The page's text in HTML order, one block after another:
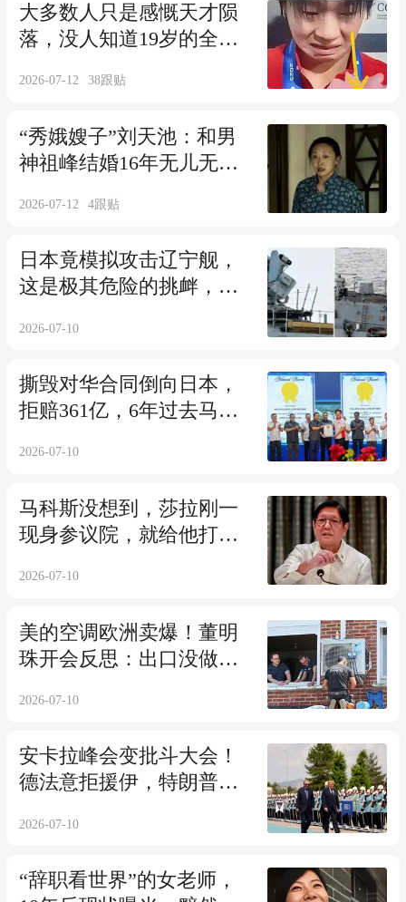
大多数人只是感慨天才陨
落，没人知道19岁的全红
2026-07-12 38跟贴
“秀娥嫂子”刘天池：和男
神祖峰结婚16年无儿无
2026-07-12 4跟贴
日本竟模拟攻击辽宁舰，
这是极其危险的挑衅，解
2026-07-10
撕毁对华合同倒向日本，
拒赔361亿，6年过去马来
2026-07-10
马科斯没想到，莎拉刚一
现身参议院，就给他打了
2026-07-10
美的空调欧洲卖爆！董明
珠开会反思：出口没做
2026-07-10
安卡拉峰会变批斗大会！
德法意拒援伊，特朗普
2026-07-10
“辞职看世界”的女老师，